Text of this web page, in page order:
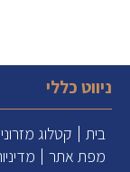
ניווט כללי
בית קטלוג
מפת אתר